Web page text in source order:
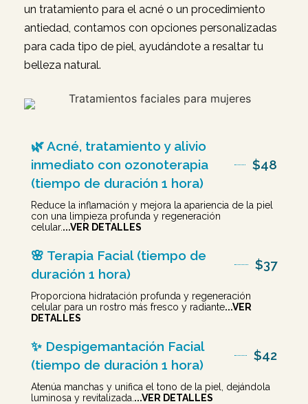
un tratamiento para el acné o un procedimiento
antiedad, contamos con opciones personalizadas
para cada tipo de piel, ayudándote a resaltar tu
belleza natural.
🌿 Acné, tratamiento y alivio
inmediato con ozonoterapia
(tiempo de duración 1 hora)
$48
Reduce la inflamación y mejora la apariencia de la piel
con una limpieza profunda y regeneración
celular....VER DETALLES
🌸 Terapia Facial (tiempo de
duración 1 hora)
$37
Proporciona hidratación profunda y regeneración
celular para un rostro más fresco y radiante...VER
DETALLES
✨ Despigemantación Facial
(tiempo de duración 1 hora)
$42
Atenúa manchas y unifica el tono de la piel, dejándola
luminosa y revitalizada. ...VER DETALLES